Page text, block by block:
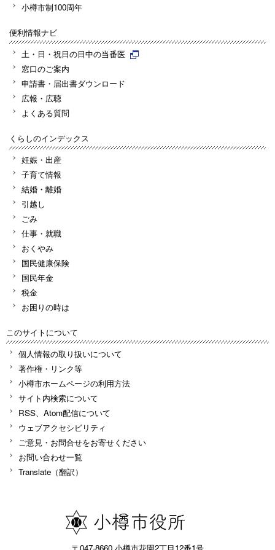
小樽市制100周年
便利情報ナビ
土・日・祝日の日中の当番医
窓口のご案内
申請書・届出書ダウンロード
広報・広聴
よくある質問
くらしのインデックス
妊娠・出産
子育て情報
結婚・離婚
引越し
ごみ
仕事・就職
おくやみ
国民健康保険
国民年金
税金
お困りの時は
このサイトについて
個人情報の取り扱いについて
著作権・リンク等
小樽市ホームページの利用方法
サイト内検索について
RSS、Atom配信について
ウェブアクセシビリティ
ご意見・お問合せをお寄せください
お問い合わせ一覧
Translate（翻訳）
〒047-8660 小樽市花園2丁目12番1号